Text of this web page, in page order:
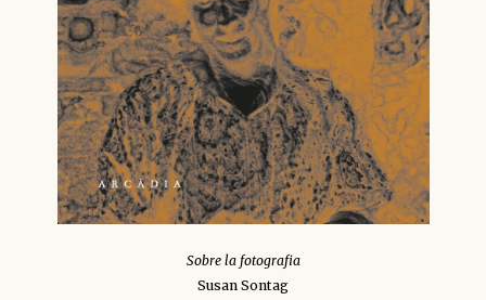
Sobre la fotografia
Susan Sontag